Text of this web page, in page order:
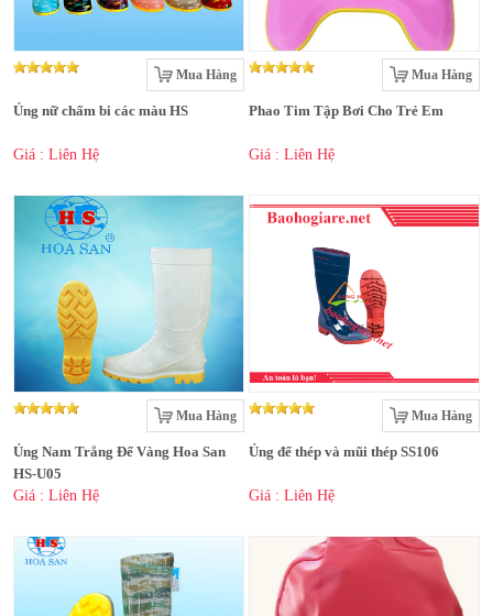
Mua Hàng
Ủng nữ chấm bi các màu HS
Giá : Liên Hệ
Mua Hàng
Phao Tim Tập Bơi Cho Trẻ Em
Giá : Liên Hệ
Mua Hàng
Ủng Nam Trắng Đế Vàng Hoa San
HS-U05
Giá : Liên Hệ
Mua Hàng
Ủng đế thép và mũi thép SS106
Giá : Liên Hệ